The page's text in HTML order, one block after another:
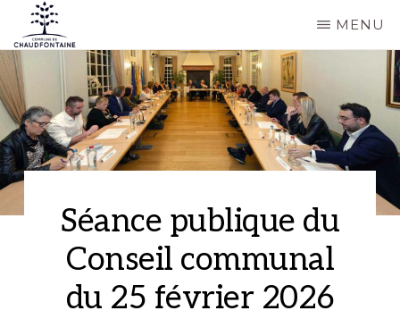
Passer
au
contenu
principal
COMMUNE
DE
CHAUDFONTAINE
Site
officiel
de
la
commune
de
MENU
Séance publique du
Conseil communal
du 25 février 2026